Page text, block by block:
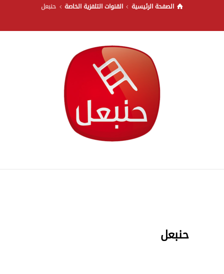
الصفحة الرئيسية القنوات التلفزية الخاصة حنبعل
حنبعل